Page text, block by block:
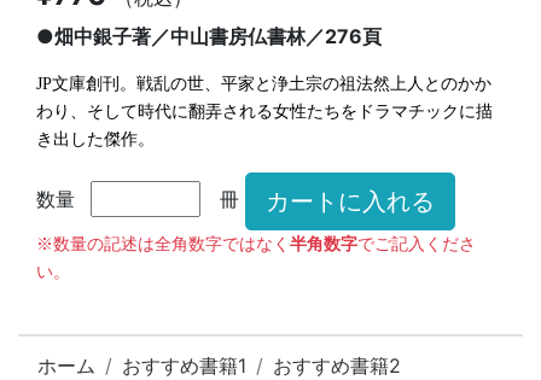
●畑中銀子著／中山書房仏書林／276頁
JP文庫創刊。戦乱の世、平家と浄土宗の祖法然上人とのかか
わり、そして時代に翻弄される女性たちをドラマチックに描
き出した傑作。
数量 冊
※数量の記述は全角数字ではなく 半角数字でご記入くださ
い。
ホーム おすすめ書籍1
おすすめ書籍2